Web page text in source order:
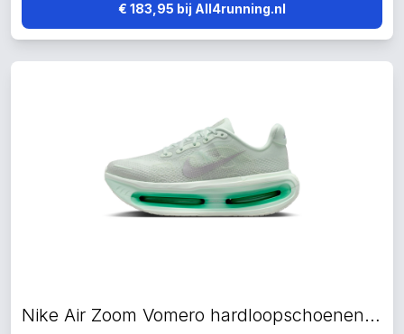
€ 183,95 bij All4running.nl
Nike Air Zoom Vomero hardloopschoenen groen